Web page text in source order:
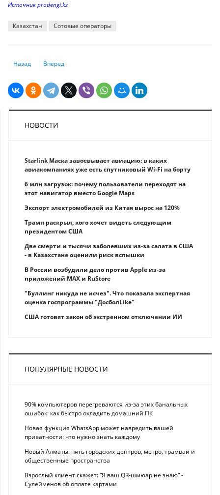
Источник prodengi.kz
Казахстан Сотовые операторы
Предыдущий: Нацбанк запустил приложение «Монеты Казахстана»
Назад Следующий: Intel разработала алгоритм выявления
Вперед
НОВОСТИ
Starlink Маска завоевывает авиацию: в каких
авиакомпаниях уже есть спутниковый Wi-Fi на борту
6 млн загрузок: почему пользователи переходят на
этот навигатор вместо Google Maps
Экспорт электромобилей из Китая вырос на 120%
Трамп раскрыл, кого хочет видеть следующим
президентом США
Две смерти и тысячи заболевших из-за салата в США
- в Казахстане оценили риск вспышки
В России возбудили дело против Apple из-за
приложений MAX и RuStore
"Буллинг никуда не исчез". Что показала экспертная
оценка госпрограммы "ДосболLike"
США готовят закон об экстренном отключении ИИ
ПОПУЛЯРНЫЕ НОВОСТИ
90% компьютеров перегреваются из-за этих банальных
ошибок: как быстро охладить домашний ПК
Новая функция WhatsApp может навредить вашей
приватности: что нужно знать каждому
Новый Алматы: пять городских центров, метро, трамваи и
общественные пространства
Взрослый клиент скажет: “Я ваш QR-шмюар не знаю“ -
Сулейменов об оплате картами